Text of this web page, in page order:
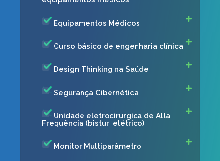
Equipamentos Médicos
Curso básico de engenharia clínica
Design Thinking na Saúde ​
Segurança Cibernética​
Unidade eletrocirurgica de Alta
Frequência (bisturi elétrico) ​
Monitor Multiparâmetro​